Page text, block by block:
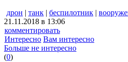
дрон | танк | беспилотник |
21.11.2018 в 13:06
комментировать
Интересно Вам интересно
Больше не интересно
(0)